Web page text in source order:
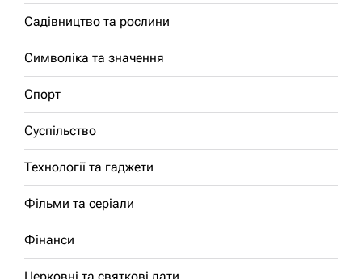
Садівництво та рослини
Символіка та значення
Спорт
Суспільство
Технології та гаджети
Фільми та серіали
Фінанси